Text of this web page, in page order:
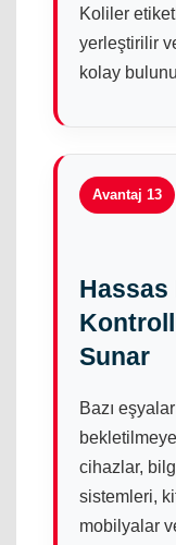
Koliler
yerleştirilir
kolay
Avantaj 13
Hassas
Sunar
Bazı
cihazlar,
sistemleri,
mobilyalar